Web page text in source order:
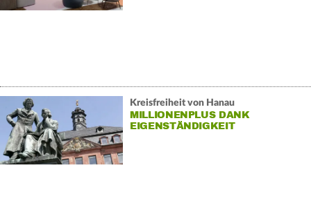
Kreisfreiheit von Hanau
MILLIONENPLUS DANK
EIGENSTÄNDIGKEIT